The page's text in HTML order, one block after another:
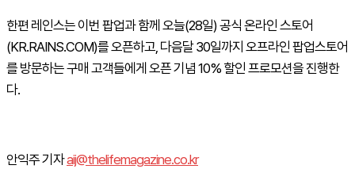
한편 레인스는 이번 팝업과 함께 오늘(28일)공식 온라인 스토어
(KR.RAINS.COM)를 오픈하고, 다음달30일까지 오프라인 팝업스토어
를 방문하는 구매 고객들에게 오픈 기념 10% 할인 프로모션을 진행한
다.
안익주 기자aij@thelifemagazine.co.kr